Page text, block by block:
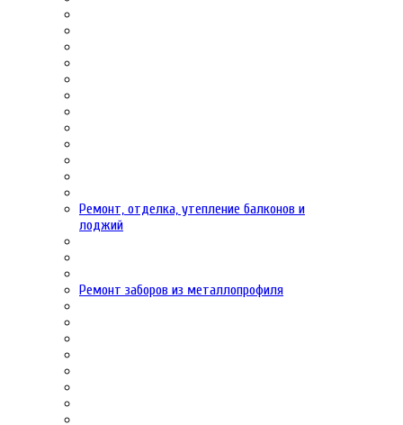
Ремонт, отделка, утепление балконов и
лоджий
Ремонт заборов из металлопрофиля